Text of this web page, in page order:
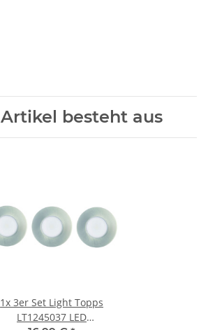
besteht aus
1x 3er Set Light Topps
LT1245037 LED